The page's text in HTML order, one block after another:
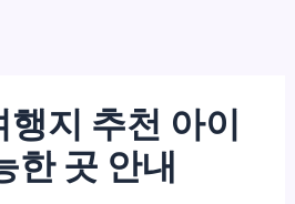
지 추천 아이
한 곳 안내